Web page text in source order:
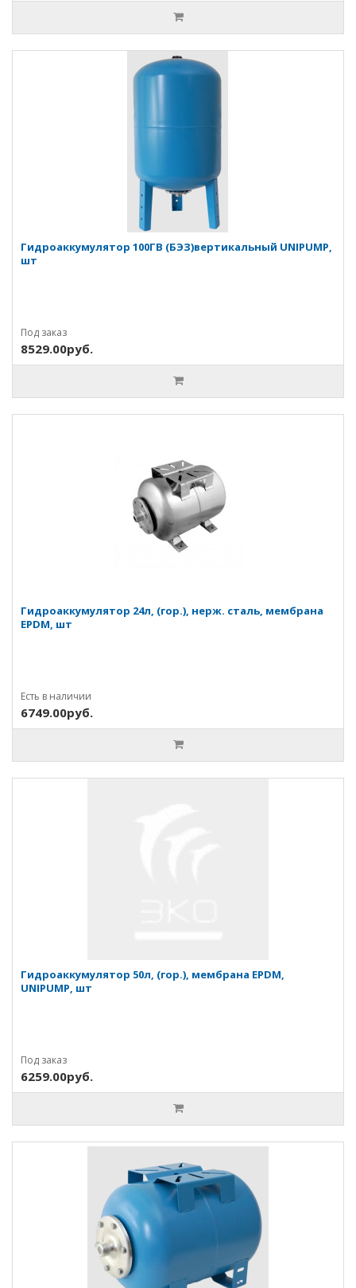
Гидроаккумулятор 100ГВ (БЭЗ)вертикальный UNIPUMP,
шт
Под заказ
8529.00руб.
Гидроаккумулятор 24л, (гор.), нерж. сталь, мембрана
EPDM, шт
Есть в наличии
6749.00руб.
Гидроаккумулятор 50л, (гор.), мембрана EPDM,
UNIPUMP, шт
Под заказ
6259.00руб.